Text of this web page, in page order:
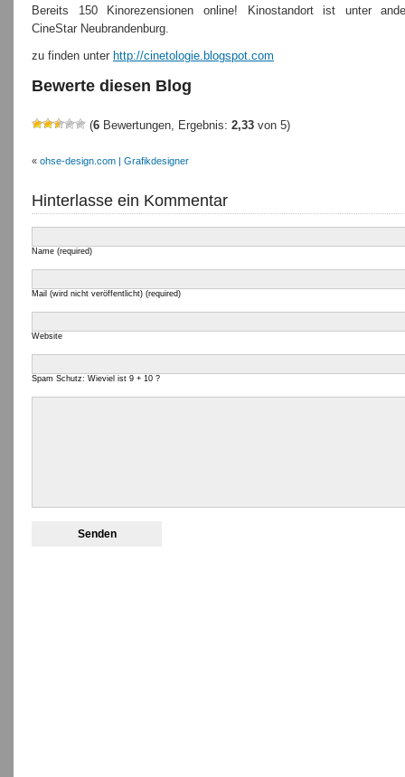
Bereits 150 Kinorezensionen online! Kinostandort ist unter
CineStar Neubrandenburg.
zu finden unter http://cinetologie.blogspot.com
Bewerte diesen Blog
(6 Bewertungen, Ergebnis: 2,33 von 5)
« ohse-design.com | Grafikdesigner
Hinterlasse ein Kommentar
Name (required)
Mail (wird nicht veröffentlicht) (required)
Website
Spam Schutz: Wieviel ist 9 + 10 ?